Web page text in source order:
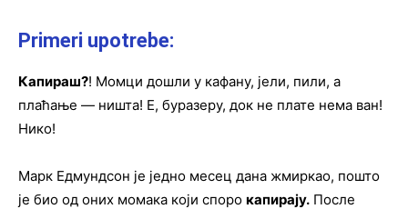
Primeri upotrebe:
Капираш?! Момци дошли у кафану, јели, пили, а
плаћање — ништа! Е, буразеру, док не плате нема ван!
Нико!
Марк Едмундсон је једно месец дана жмиркао, пошто
је био од оних момака који споро капирају. После